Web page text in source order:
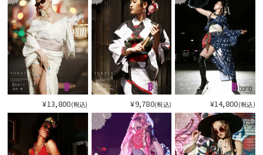
¥13,800(税込) ¥9,780(税込) ¥14,800(税込)